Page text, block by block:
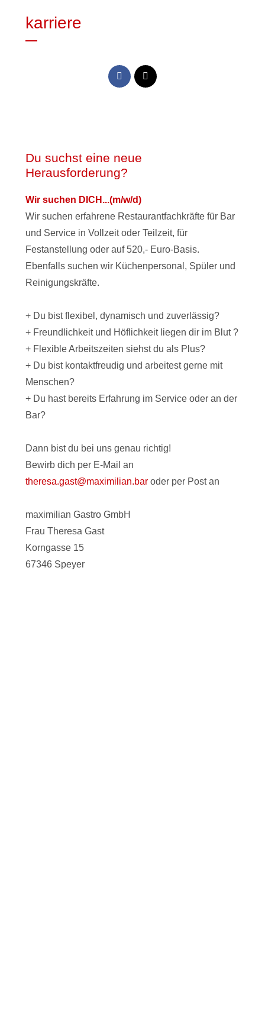
karriere
Du suchst eine neue
Herausforderung?
Wir suchen DICH...(m/w/d)
Wir suchen erfahrene Restaurantfachkräfte für Bar
und Service in Vollzeit oder Teilzeit, für
Festanstellung oder auf 520,- Euro-Basis.
Ebenfalls suchen wir Küchenpersonal, Spüler und
Reinigungskräfte.
+ Du bist flexibel, dynamisch und zuverlässig?
+ Freundlichkeit und Höflichkeit liegen dir im Blut ?
+ Flexible Arbeitszeiten siehst du als Plus?
+ Du bist kontaktfreudig und arbeitest gerne mit
Menschen?
+ Du hast bereits Erfahrung im Service oder an der
Bar?
Dann bist du bei uns genau richtig!
Bewirb dich per E-Mail an
theresa.gast@maximilian.baroder per Post an
maximilian Gastro GmbH
Frau Theresa Gast
Korngasse 15
67346 Speyer